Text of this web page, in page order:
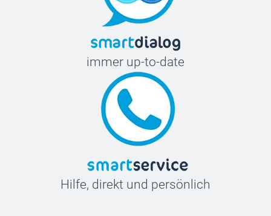
immer up-to-date
Hilfe, direkt und persönlich